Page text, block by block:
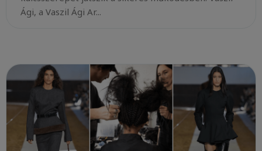
Ági, a Vaszil Ági Ar...